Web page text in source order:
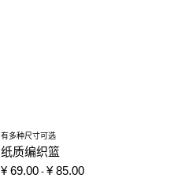
有多种尺寸可选
纸质编织篮
¥ 69.00 -¥ 85.00